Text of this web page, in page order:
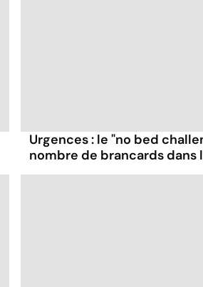
Urgences : le "no bed
nombre de brancards dans